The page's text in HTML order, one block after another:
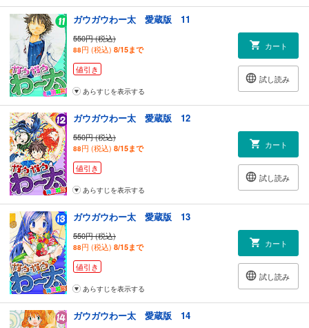
ガウガウわー太 愛蔵版 11
550円 (税込)
88円 (税込) 8/15まで
値引き
カート
試し読み
あらすじを表示する
ガウガウわー太 愛蔵版 12
550円 (税込)
88円 (税込) 8/15まで
値引き
カート
試し読み
あらすじを表示する
ガウガウわー太 愛蔵版 13
550円 (税込)
88円 (税込) 8/15まで
値引き
カート
試し読み
あらすじを表示する
ガウガウわー太 愛蔵版 14